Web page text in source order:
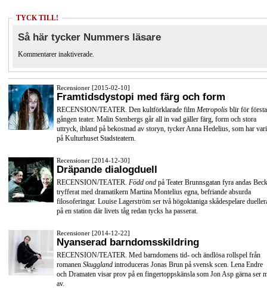
TYCK TILL!
Så här tycker Nummers läsare
Kommentarer inaktiverade.
Recensioner [2015-02-10]
Framtidsdystopi med färg och form
RECENSION/TEATER. Den kultförklarade film Metropolis blir för första
gången teater. Malin Stenbergs går all in vad gäller färg, form och stora
uttryck, ibland på bekostnad av storyn, tycker Anna Hedelius, som har
på Kulturhuset Stadsteatern.
Recensioner [2014-12-30]
Dräpande dialogduell
RECENSION/TEATER. Född ond på Teater Brunnsgatan fyra andas
tryfferat med dramatikern Martina Montelius egna, befriande absurda
filosoferingar. Louise Lagerström ser två högoktaniga skådespelare
på en station där livets tåg redan tycks ha passerat.
Recensioner [2014-12-22]
Nyanserad barndomsskildring
RECENSION/TEATER. Med barndomens tid- och ändlösa rollspel från
romanen Skuggland introduceras Jonas Brun på svensk scen. Lena Endre
och Dramaten visar prov på en fingertoppskänsla som Jon Asp gärna ser
av.